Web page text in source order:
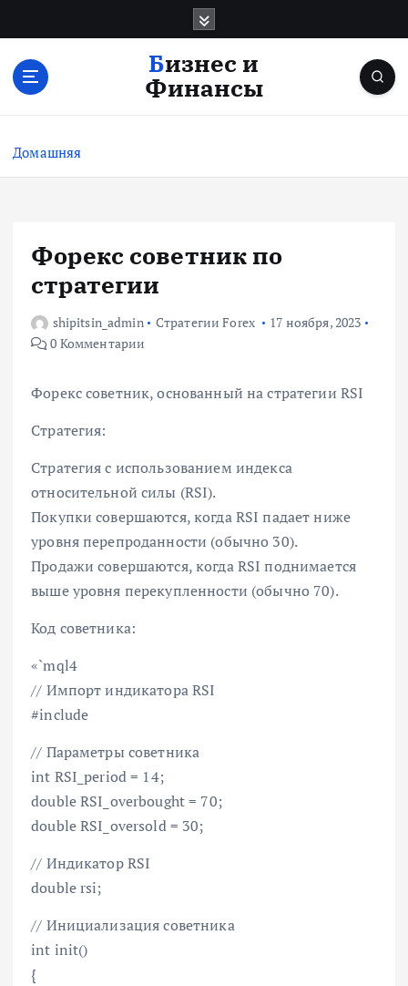
с
Бизнес и
Финансы
Домашняя
Форекс советник по
стратегии
shipitsin_admin Стратегии Forex
17 ноября, 2023
0 Комментарии
Форекс советник, основанный на стратегии RSI
Стратегия:
Стратегия с использованием индекса
относительной силы (RSI).
Покупки совершаются, когда RSI падает ниже
уровня перепроданности (обычно 30).
Продажи совершаются, когда RSI поднимается
выше уровня перекупленности (обычно 70).
Код советника:
«`mql4
// Импорт индикатора RSI
#include
// Параметры советника
int RSI_period = 14;
double RSI_overbought = 70;
double RSI_oversold = 30;
// Индикатор RSI
double rsi;
// Инициализация советника
int init()
{